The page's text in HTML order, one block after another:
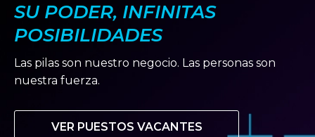
SU PODER, INFINITAS
POSIBILIDADES
Las pilas son nuestro negocio. Las personas son
nuestra fuerza.
VER PUESTOS VACANTES